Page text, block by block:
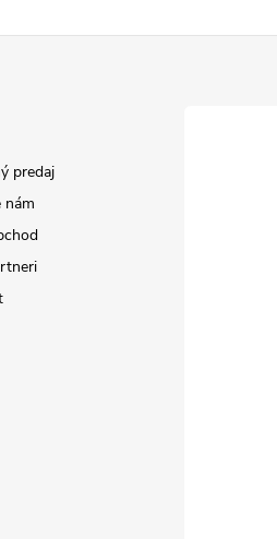
v
predaj
nám